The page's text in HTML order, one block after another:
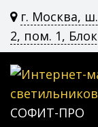
г. Москва,
2, пом. 1,
СОФИТ-ПРО